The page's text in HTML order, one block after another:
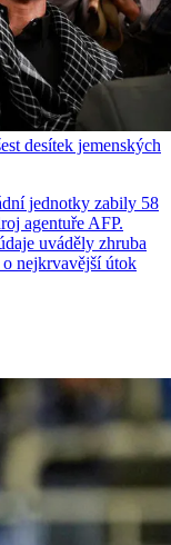
desítek jemenských
jednotky zabily 58
agentuře AFP.
uváděly zhruba
nejkrvavější útok